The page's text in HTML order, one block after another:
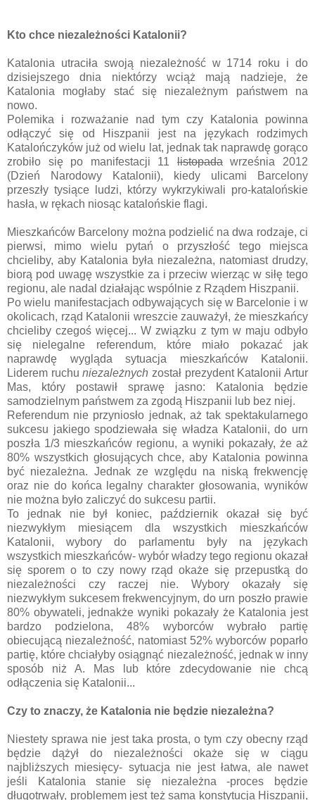
Kto chce niezależności Katalonii?
Katalonia utraciła swoją niezależność w 1714 roku i do
dzisiejszego dnia niektórzy wciąż mają nadzieje, że
Katalonia mogłaby stać się niezależnym państwem na
nowo.
Polemika i rozważanie nad tym czy Katalonia powinna
odłączyć się od Hiszpanii jest na językach rodzimych
Katalończyków już od wielu lat, jednak tak naprawdę gorąco
zrobiło się po manifestacji 11 listopadawrześnia 2012
(Dzień Narodowy Katalonii), kiedy ulicami Barcelony
przeszły tysiące ludzi, którzy wykrzykiwali pro-katalońskie
hasła, w rękach niosąc katalońskie flagi.
Mieszkańców Barcelony można podzielić na dwa rodzaje, ci
pierwsi, mimo wielu pytań o przyszłość tego miejsca
chcieliby, aby Katalonia była niezależna, natomiast drudzy,
biorą pod uwagę wszystkie za i przeciw wierząc w siłę tego
regionu, ale nadal działając wspólnie z Rządem Hiszpanii.
Po wielu manifestacjach odbywających się w Barcelonie i w
okolicach, rząd Katalonii wreszcie zauważył, że mieszkańcy
chcieliby czegoś więcej... W związku z tym w maju odbyło
się nielegalne referendum, które miało pokazać jak
naprawdę wygląda sytuacja mieszkańców Katalonii.
Liderem ruchuniezależnych został prezydent Katalonii Artur
Mas, który postawił sprawę jasno: Katalonia będzie
samodzielnym państwem za zgodą Hiszpanii lub bez niej.
Referendum nie przyniosło jednak, aż tak spektakularnego
sukcesu jakiego spodziewała się władza Katalonii, do urn
poszła 1/3 mieszkańców regionu, a wyniki pokazały, że aż
80% wszystkich głosujących chce, aby Katalonia powinna
być niezależna. Jednak ze względu na niską frekwencję
oraz nie do końca legalny charakter głosowania, wyników
nie można było zaliczyć do sukcesu partii.
To jednak nie był koniec, październik okazał się być
niezwykłym miesiącem dla wszystkich mieszkańców
Katalonii, wybory do parlamentu były na językach
wszystkich mieszkańców- wybór władzy tego regionu okazał
się sporem o to czy nowy rząd okaże się przepustką do
niezależności czy raczej nie. Wybory okazały się
niezwykłym sukcesem frekwencyjnym, do urn poszło prawie
80% obywateli, jednakże wyniki pokazały że Katalonia jest
bardzo podzielona, 48% wyborców wybrało partię
obiecującą niezależność, natomiast 52% wyborców poparło
partię, które chciałyby osiągnąć niezależność, jednak w inny
sposób niż A. Mas lub które zdecydowanie nie chcą
odłączenia się Katalonii...
Czy to znaczy, że Katalonia nie będzie niezależna?
Niestety sprawa nie jest taka prosta, o tym czy obecny rząd
będzie dążył do niezależności okaże się w ciągu
najbliższych miesięcy- sytuacja nie jest łatwa, ale nawet
jeśli Katalonia stanie się niezależna -proces będzie
długotrwały, problemem jest też sama konstytucja Hiszpanii,